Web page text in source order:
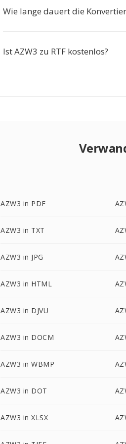
Wie lange dauert die
Ist AZW3 zu RTF kostenlos?
AZW3 in PDF
AZW3 in TXT
AZW3 in JPG
AZW3 in HTML
AZW3 in DJVU
AZW3 in DOCM
AZW3 in WBMP
AZW3 in DOT
AZW3 in XLSX